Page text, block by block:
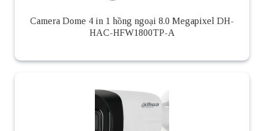
Camera Dome 4 in 1 hồng ngoại 8.0 Megapixel DH-
HAC-HFW1800TP-A